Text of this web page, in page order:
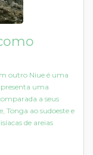
outro Niue é uma
uma
a seus
Tonga ao sudoeste e
de areias